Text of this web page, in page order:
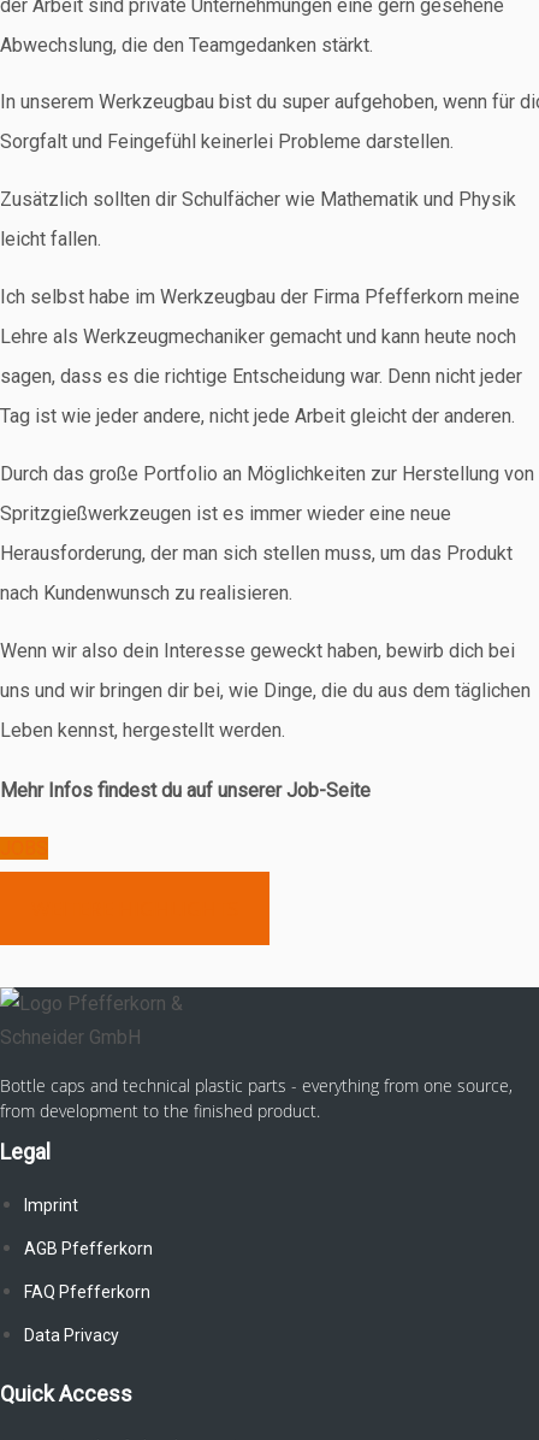
der Arbeit sind private Unternehmungen eine gern gesehene
Abwechslung, die den Teamgedanken stärkt.
In unserem Werkzeugbau bist du super aufgehoben, wenn für
Sorgfalt und Feingefühl keinerlei Probleme darstellen.
Zusätzlich sollten dir Schulfächer wie Mathematik und Physik
leicht fallen.
Ich selbst habe im Werkzeugbau der Firma Pfefferkorn meine
Lehre als Werkzeugmechaniker gemacht und kann heute noch
sagen, dass es die richtige Entscheidung war. Denn nicht jeder
Tag ist wie jeder andere, nicht jede Arbeit gleicht der anderen.
Durch das große Portfolio an Möglichkeiten zur Herstellung von
Spritzgießwerkzeugen ist es immer wieder eine neue
Herausforderung, der man sich stellen muss, um das Produkt
nach Kundenwunsch zu realisieren.
Wenn wir also dein Interesse geweckt haben, bewirb dich bei
uns und wir bringen dir bei, wie Dinge, die du aus dem täglichen
Leben kennst, hergestellt werden.
Mehr Infos findest du auf unserer Job-Seite
Bottle caps and technical plastic parts - everything from one source,
from development to the finished product.
Legal
Imprint
AGB Pfefferkorn
FAQ Pfefferkorn
Data Privacy
Quick Access